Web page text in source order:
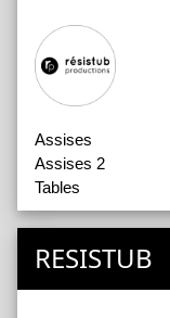
Assises
Assises 2
Tables
RESISTUB